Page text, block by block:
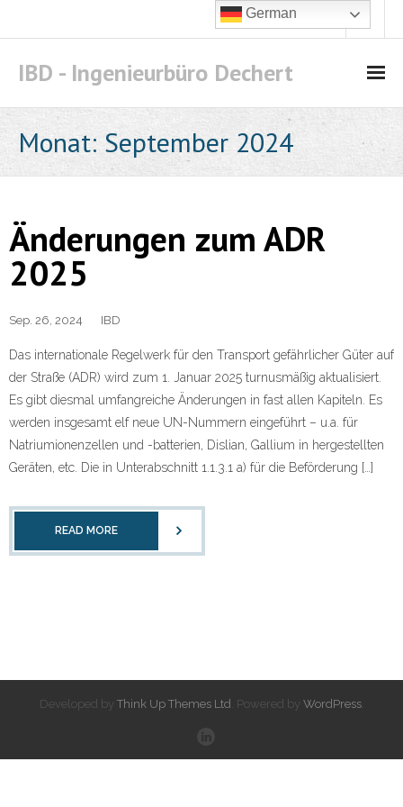
IBD - Ingenieurbüro Dechert
- Arbeitsschutz
- - Gefahrstoffe
Angebot
Kontakt
Über uns …
Monat: September 2024
Änderungen zum ADR
2025
Sep. 26, 2024 IBD
Das internationale Regelwerk für den Transport gefährlicher Güter auf
der Straße (ADR) wird zum 1. Januar 2025 turnusmäßig aktualisiert.
Es gibt diesmal umfangreiche Änderungen in fast allen Kapiteln. Es
werden insgesamt elf neue UN-Nummern eingeführt – u.a. für
Natriumionenzellen und -batterien, Dislian, Gallium in hergestellten
Geräten, etc. Die in Unterabschnitt 1.1.3.1 a) für die Beförderung […]
READ MORE
Developed by Think Up Themes Ltd . Powered by WordPress.
German